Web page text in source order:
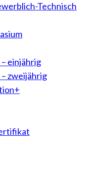
Technisch
einjährig
zweijährig